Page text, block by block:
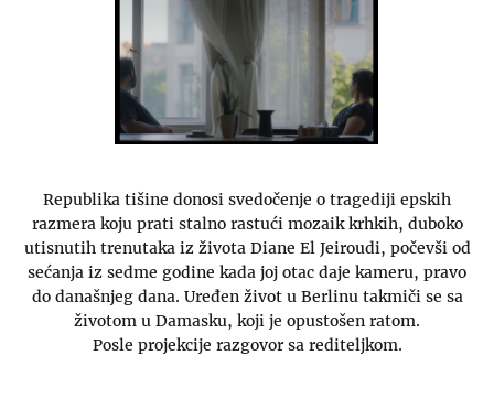
Republika tišine donosi svedočenje o tragediji epskih
razmera koju prati stalno rastući mozaik krhkih, duboko
utisnutih trenutaka iz života Diane El Jeiroudi, počevši od
sećanja iz sedme godine kada joj otac daje kameru, pravo
do današnjeg dana. Uređen život u Berlinu takmiči se sa
životom u Damasku, koji je opustošen ratom.
Posle projekcije razgovor sa rediteljkom.